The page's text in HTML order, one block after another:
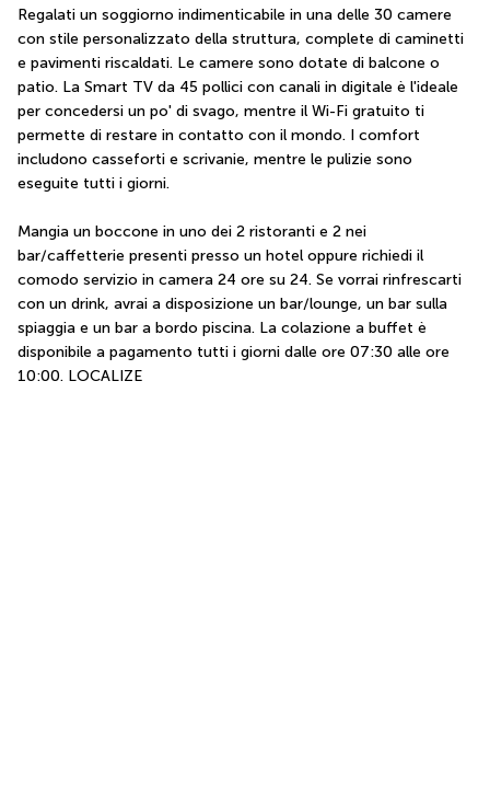
Regalati un soggiorno indimenticabile in una delle 30 camere
con stile personalizzato della struttura, complete di caminetti
e pavimenti riscaldati. Le camere sono dotate di balcone o
patio. La Smart TV da 45 pollici con canali in digitale è l'ideale
per concedersi un po' di svago, mentre il Wi-Fi gratuito ti
permette di restare in contatto con il mondo. I comfort
includono casseforti e scrivanie, mentre le pulizie sono
eseguite tutti i giorni.
Mangia un boccone in uno dei 2 ristoranti e 2 nei
bar/caffetterie presenti presso un hotel oppure richiedi il
comodo servizio in camera 24 ore su 24. Se vorrai rinfrescarti
con un drink, avrai a disposizione un bar/lounge, un bar sulla
spiaggia e un bar a bordo piscina. La colazione a buffet è
disponibile a pagamento tutti i giorni dalle ore 07:30 alle ore
10:00. LOCALIZE